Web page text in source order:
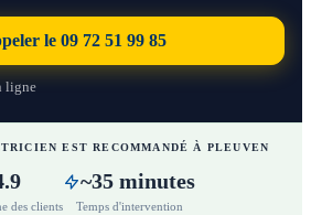
le 09 72 51 99 85
ligne
EST RECOMMANDÉ À PLEUVEN
des clients
~35 minutes
Temps d'intervention